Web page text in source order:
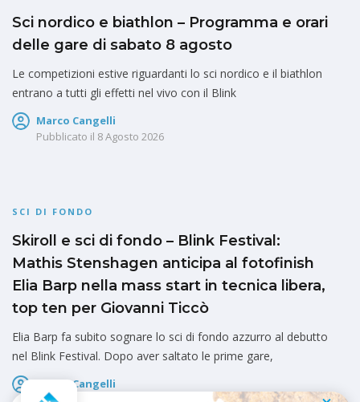
Sci nordico e biathlon – Programma e orari
delle gare di sabato 8 agosto
Le competizioni estive riguardanti lo sci nordico e il biathlon
entrano a tutti gli effetti nel vivo con il Blink
Marco Cangelli
Pubblicato il 8 Agosto 2026
SCI DI FONDO
Skiroll e sci di fondo – Blink Festival:
Mathis Stenshagen anticipa al fotofinish
Elia Barp nella mass start in tecnica libera,
top ten per Giovanni Ticcò
Elia Barp fa subito sognare lo sci di fondo azzurro al debutto
nel Blink Festival. Dopo aver saltato le prime gare,
Marco Cangelli